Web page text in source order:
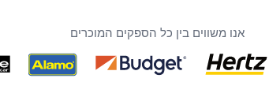
אנו משווים בין כל הספקים המוכרים